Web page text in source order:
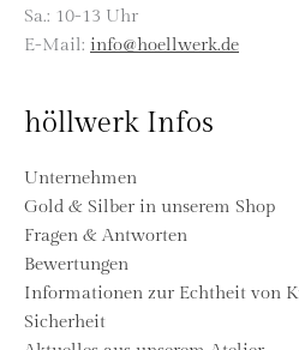
Sa.: 10-13 Uhr
E-Mail: info@hoellwerk.de
höllwerk Infos
Unternehmen
Gold & Silber in unserem Shop
Fragen & Antworten
Bewertungen
Informationen zur Echtheit von
Sicherheit